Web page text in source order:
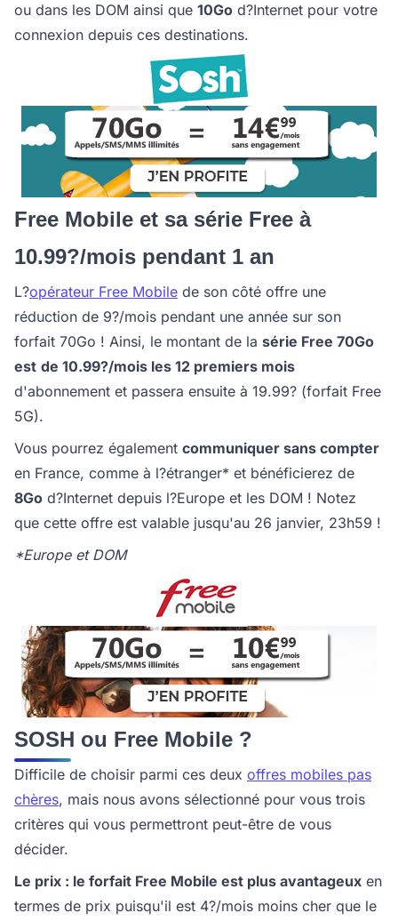
ou dans les DOM ainsi que 10Go d?Internet pour votre
connexion depuis ces destinations.
Free Mobile et sa série Free à
10.99?/mois pendant 1 an
L?opérateur Free Mobile de son côté offre une
réduction de 9?/mois pendant une année sur son
forfait 70Go ! Ainsi, le montant de la série Free 70Go
est de 10.99?/mois les 12 premiers mois
d'abonnement et passera ensuite à 19.99? (forfait Free
5G).
Vous pourrez également communiquer sans compter
en France, comme à l?étranger* et bénéficierez de
8Go d?Internet depuis l?Europe et les DOM ! Notez
que cette offre est valable jusqu'au 26 janvier, 23h59 !
*Europe et DOM
SOSH ou Free Mobile ?
Difficile de choisir parmi ces deux offres mobiles pas
chères, mais nous avons sélectionné pour vous trois
critères qui vous permettront peut-être de vous
décider.
Le prix : le forfait Free Mobile est plus avantageux en
termes de prix puisqu'il est 4?/mois moins cher que le